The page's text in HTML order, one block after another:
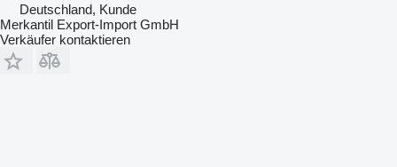
Deutschland, Kunde
Merkantil Export-Import GmbH
Verkäufer kontaktieren